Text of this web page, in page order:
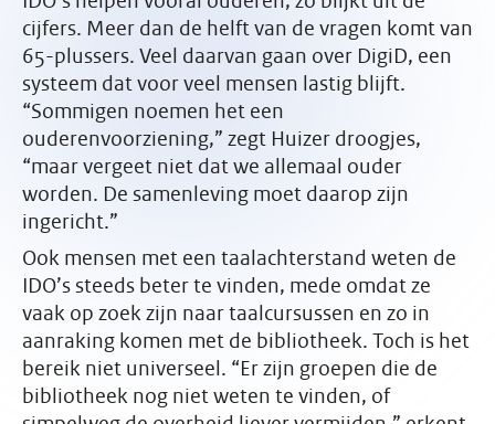
cijfers. Meer dan de helft van de vragen komt van
65-plussers. Veel daarvan gaan over DigiD, een
systeem dat voor veel mensen lastig blijft.
“Sommigen noemen het een
ouderenvoorziening,” zegt Huizer droogjes,
“maar vergeet niet dat we allemaal ouder
worden. De samenleving moet daarop zijn
ingericht.”
Ook mensen met een taalachterstand weten de
IDO’s steeds beter te vinden, mede omdat ze
vaak op zoek zijn naar taalcursussen en zo in
aanraking komen met de bibliotheek. Toch is het
bereik niet universeel. “Er zijn groepen die de
bibliotheek nog niet weten te vinden, of